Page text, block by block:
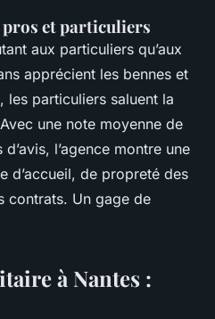
pros et particuliers
aux particuliers qu’aux
apprécient les bennes et
les particuliers saluent la
une note moyenne de
l’agence montre une
d’accueil, de propreté des
contrats. Un gage de
à Nantes :